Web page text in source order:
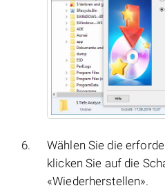
Wählen Sie die
klicken Sie auf die
«Wiederherstellen».